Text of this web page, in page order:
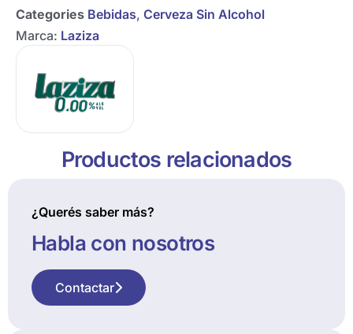
Categories Bebidas, Cerveza Sin Alcohol
Marca: Laziza
Productos relacionados
¿Querés saber más?
Habla con nosotros
Contactar